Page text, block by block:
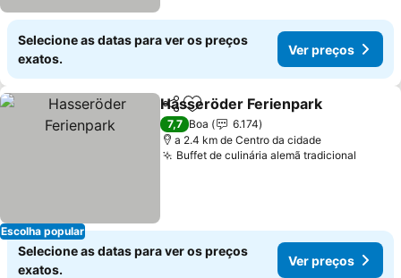
Selecione as datas para ver os preços
exatos.
Ver preços
Escolha popular
PartilharAdicionar aos favoritos
Hasseröder Ferienpark
7,7 Boa
6.174
a 2.4 km de Centro da cidade
Buffet de culinária alemã tradicional
Selecione as datas para ver os preços
exatos.
Ver preços